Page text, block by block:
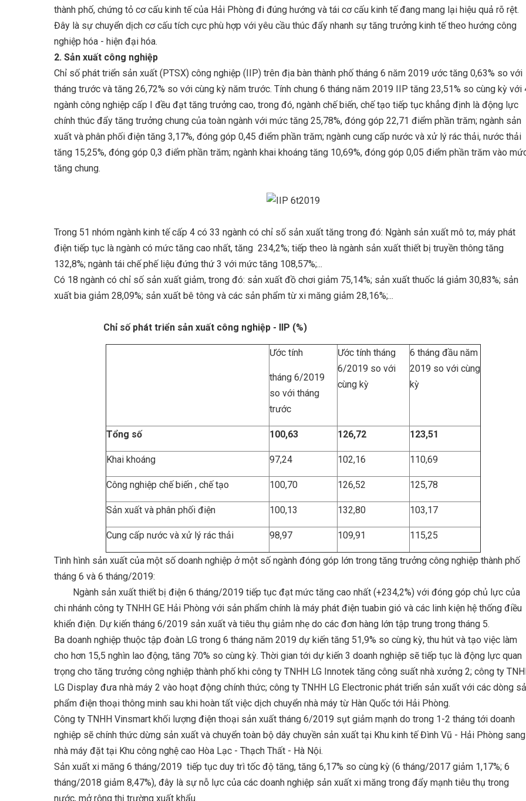
thành phố, chứng tỏ cơ cấu kinh tế của Hải Phòng đi đúng hướng và tái cơ cấu kinh tế đang mang lại hiệu quả rõ rệt.
Đây là sự chuyển dịch cơ cấu tích cực phù hợp với yêu cầu thúc đẩy nhanh sự tăng trưởng kinh tế theo hướng công
nghiệp hóa - hiện đại hóa.
2. Sản xuất công nghiệp
Chỉ số phát triển sản xuất (PTSX) công nghiệp (IIP) trên địa bàn thành phố tháng 6 năm 2019 ước tăng 0,63% so với
tháng trước và tăng 26,72% so với cùng kỳ năm trước. Tính chung 6 tháng năm 2019 IIP tăng 23,51% so cùng kỳ với
ngành công nghiệp cấp I đều đạt tăng trưởng cao, trong đó, ngành chế biến, chế tạo tiếp tục khẳng định là động lực
chính thúc đẩy tăng trưởng chung của toàn ngành với mức tăng 25,78%, đóng góp 22,71 điểm phần trăm; ngành sản
xuất và phân phối điện tăng 3,17%, đóng góp 0,45 điểm phần trăm; ngành cung cấp nước và xử lý rác thải, nước thải
tăng 15,25%, đóng góp 0,3 điểm phần trăm; ngành khai khoáng tăng 10,69%, đóng góp 0,05 điểm phần trăm vào
tăng chung.
Trong 51 nhóm ngành kinh tế cấp 4 có 33 ngành có chỉ số sản xuất tăng trong đó: Ngành sản xuất mô tơ, máy phát
điện tiếp tục là ngành có mức tăng cao nhất, tăng 234,2%; tiếp theo là ngành sản xuất thiết bị truyền thông tăng
132,8%; ngành tái chế phế liệu đứng thứ 3 với mức tăng 108,57%;...
Có 18 ngành có chỉ số sản xuất giảm, trong đó: sản xuất đồ chơi giảm 75,14%; sản xuất thuốc lá giảm 30,83%; sản
xuất bia giảm 28,09%; sản xuất bê tông và các sản phẩm từ xi măng giảm
Chỉ số phát triển sản xuất công nghiệp - IIP (%)
Ước tính
tháng 6/2019
so với tháng
trước
Ước tính tháng
6/2019 so với
cùng kỳ
6 tháng đầu năm
2019 so với cùng
kỳ
Tổng số 100,63 126,72 123,51
Khai khoáng 97,24 102,16 110,69
Công nghiệp chế biến , chế tạo 100,70 126,52 125,78
Sản xuất và phân phối điện 100,13 132,80 103,17
Cung cấp nước và xử lý rác thải 98,97 109,91 115,25
Tình hình sản xuất của một số doanh nghiệp ở một số ngành đóng góp lớn trong tăng trưởng công nghiệp thành phố
tháng 6 và 6 tháng/2019:
Ngành sản xuất thiết bị điện 6 tháng/2019 tiếp tục đạt mức tăng cao nhất (+234,2%) với đóng góp chủ lực của
chi nhánh công ty TNHH GE Hải Phòng với sản phẩm chính là máy phát điện tuabin gió và các linh kiện hệ thống điều
khiển điện. Dự kiến tháng 6/2019 sản xuất và tiêu thụ giảm nhẹ do các đơn hàng lớn tập trung trong tháng 5.
Ba doanh nghiệp thuộc tập đoàn LG trong 6 tháng năm 2019 dự kiến tăng 51,9% so cùng kỳ, thu hút và tạo việc làm
cho hơn 15,5 nghìn lao động, tăng 70% so cùng kỳ. Thời gian tới dự kiến 3 doanh nghiệp sẽ tiếp tục là động lực quan
trọng cho tăng trưởng công nghiệp thành phố khi công ty TNHH LG Innotek tăng công suất nhà xưởng 2; công ty
LG Display đưa nhà máy 2 vào hoạt động chính thức; công ty TNHH LG Electronic phát triển sản xuất với các dòng
phẩm điện thoại thông minh sau khi hoàn tất việc dịch chuyển nhà máy từ Hàn Quốc tới Hải Phòng.
Công ty TNHH Vinsmart khối lượng điện thoại sản xuất tháng 6/2019 sụt giảm mạnh do trong 1-2 tháng tới doanh
nghiệp sẽ chính thức dừng sản xuất và chuyển toàn bộ dây chuyền sản xuất tại Khu kinh tế Đình Vũ - Hải Phòng sang
nhà máy đặt tại Khu công nghệ cao Hòa Lạc - Thạch Thất - Hà Nội.
Sản xuất xi măng 6 tháng/2019 tiếp tục duy trì tốc độ tăng, tăng 6,17% so cùng kỳ (6 tháng/2017 giảm 1,17%; 6
tháng/2018 giảm 8,47%), đây là sự nỗ lực của các doanh nghiệp sản xuất xi măng trong đẩy mạnh tiêu thụ trong
nước, mở rộng thị trường xuất khẩu.